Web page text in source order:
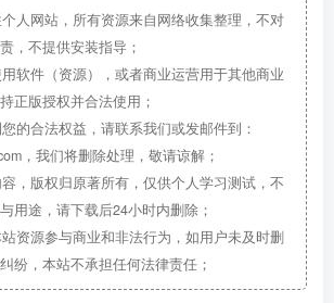
人网站，所有资源来自网络收集整理，不对
，不提供安装指导；
软件（资源），或者商业运营用于其他商业
正版授权并合法使用；
的合法权益，请联系我们或发邮件到：
，我们将删除处理，敬请谅解；
，版权归原著所有，仅供个人学习测试，不
用途，请下载后24小时内删除；
资源参与商业和非法行为，如用户未及时删
纷，本站不承担任何法律责任；